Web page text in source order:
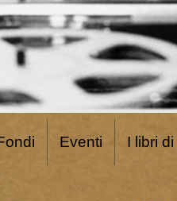
Eventi I libri